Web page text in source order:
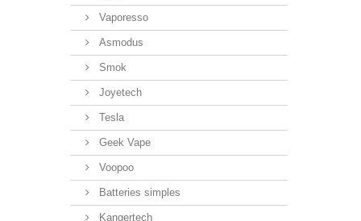
Vaporesso
Asmodus
Smok
Joyetech
Tesla
Geek Vape
Voopoo
Batteries simples
Kangertech